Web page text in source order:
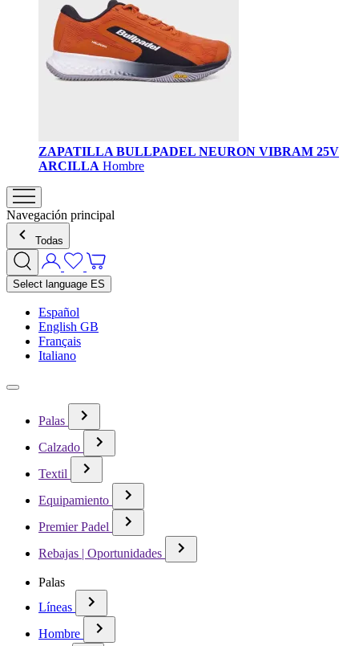
ZAPATILLA BULLPADEL NEURON VIBRAM 25V
ARCILLA Hombre
Navegación principal
Todas
Select language ES
Español
English GB
Français
Italiano
Palas
Calzado
Textil
Equipamiento
Premier Padel
Rebajas | Oportunidades
Palas
Líneas
Hombre